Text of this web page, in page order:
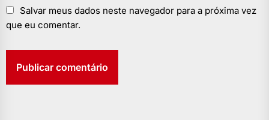
Salvar meus dados neste navegador para a próxima vez
que eu comentar.